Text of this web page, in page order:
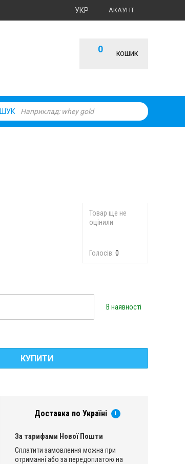
АКАУНТ
УКР
0 КОШИК
Товар ще не
оцінили
Голосів: 0
В наявності
КУПИТИ
Доставка по Україні i
За тарифами Нової Пошти
Сплатити замовлення можна при
отриманні або за передоплатою на